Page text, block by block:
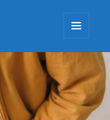
EN
WIDGETS